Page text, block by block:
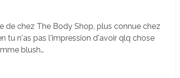
de chez The Body Shop, plus connue chez
tu n'as pas l'impression d'avoir qlq chose
blush…